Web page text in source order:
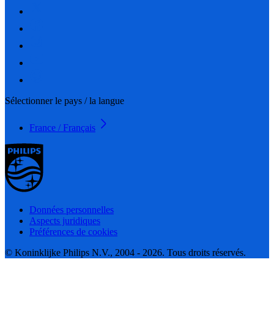
Sélectionner le pays / la langue
France / Français
Données personnelles
Aspects juridiques
Préférences de cookies
© Koninklijke Philips N.V., 2004 - 2026. Tous droits réservés.